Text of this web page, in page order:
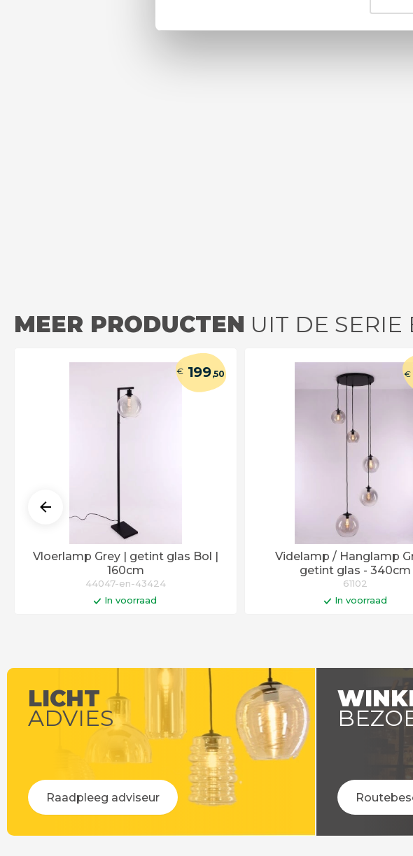
MEER PRODUCTEN UIT DE SERIE
Vloerlamp Grey | getint glas Bol |
160cm
€ 199,50
44047-en-43424
In voorraad
Videlamp / Hanglamp
getint glas - 340cm
€
61102
In voorraad
LICHT
ADVIES
Raadpleeg adviseur